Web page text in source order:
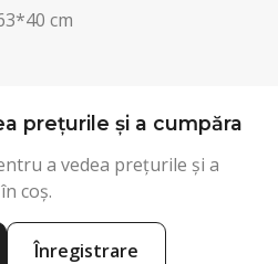
cm
prețurile și a cumpăra
a vedea prețurile și a
coș.
Înregistrare